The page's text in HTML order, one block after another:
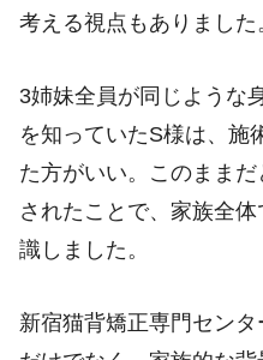
考える視点もありました
3姉妹全員が同じような
を知っていたS様は、施
た方がいい。このまま
されたことで、家族全
識しました。
新宿猫背矯正専門セン